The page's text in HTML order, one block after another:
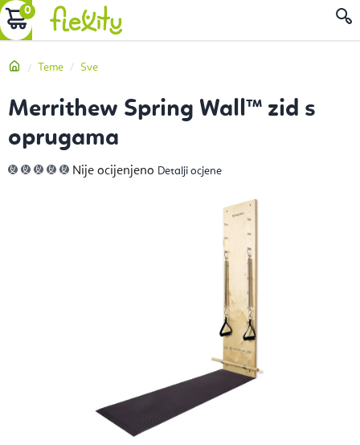
Preskoči
na
KOŠARICA
Početna
Teme Sve
Merrithew Spring Wall™ zid s
oprugama
Prosječna
ocjena
Nije ocijenjeno Detalji ocjene